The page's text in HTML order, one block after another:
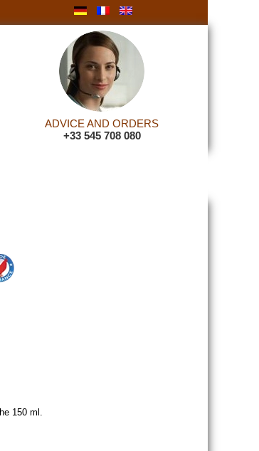
ADVICE AND ORDERS
+33 545 708 080
150 ml.